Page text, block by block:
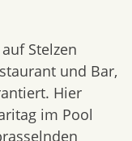
Stelzen
und Bar,
Hier
im Pool